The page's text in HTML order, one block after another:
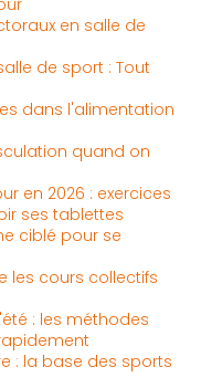
en salle de
de sport : Tout
dans l'alimentation
quand on
en 2026 : exercices
ses tablettes
ciblé pour se
les cours collectifs
: les méthodes
: la base des sports